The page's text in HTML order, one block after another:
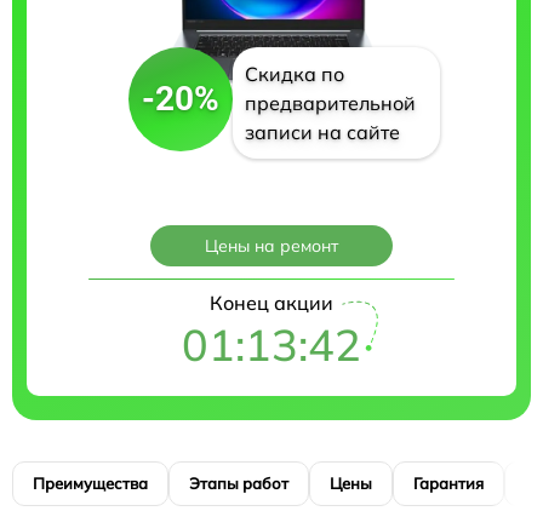
-20%
Скидка по
предварительной
записи на сайте
Цены на ремонт
Конец акции
01:13:41
Преимущества Этапы работ Цены Гарантия